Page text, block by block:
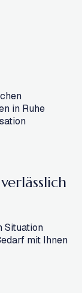
in Ruhe
verlässlich
Situation
mit Ihnen